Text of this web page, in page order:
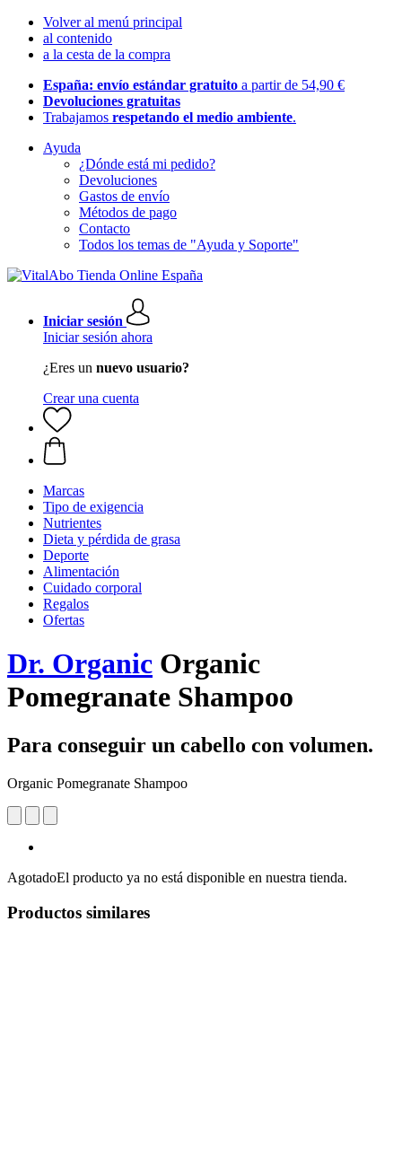
Volver al menú principal
al contenido
a la cesta de la compra
España: envío estándar gratuito a partir de 54,90 €
Devoluciones gratuitas
Trabajamos respetando el medio ambiente.
Ayuda
¿Dónde está mi pedido?
Devoluciones
Gastos de envío
Métodos de pago
Contacto
Todos los temas de "Ayuda y Soporte"
Iniciar sesión
Iniciar sesión ahora
¿Eres un nuevo usuario?
Crear una cuenta
Marcas
Tipo de exigencia
Nutrientes
Dieta y pérdida de grasa
Deporte
Alimentación
Cuidado corporal
Regalos
Ofertas
Dr. Organic Organic
Pomegranate Shampoo
Para conseguir un cabello con volumen.
Organic Pomegranate Shampoo
AgotadoEl producto ya no está disponible en nuestra tienda.
Productos similares